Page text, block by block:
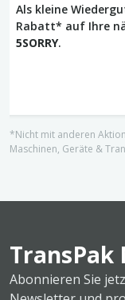
Als kleine
Rabatt* auf Ihre
5SORRY.
*Nicht mit anderen
Maschinen, Geräte &
Abonnieren Sie